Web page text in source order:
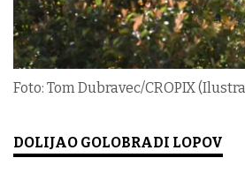
Foto: Tom Dubravec/CROPIX
DOLIJAO GOLOBRADI LOPOV